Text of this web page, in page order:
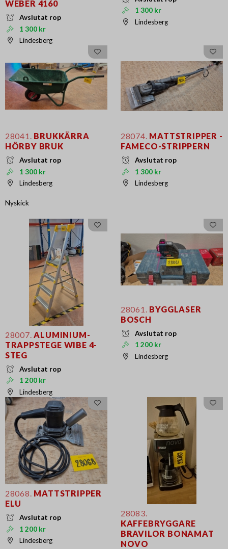
WEBER 4160
Avslutat rop
1 300 kr
Lindesberg
1 300 kr
Lindesberg
28041. BRUKKÄRRA
HÖRBY BRUK
Avslutat rop
1 300 kr
Lindesberg
Nyskick
28074. MATTSTRIPPER -
FAMECO-STRIPPERN
Avslutat rop
1 300 kr
Lindesberg
28007. ALUMINIUM-
TRAPPSTEGE WIBE 4-
STEG
Avslutat rop
1 200 kr
Lindesberg
28061.
BYGGLASER
BOSCH
Avslutat rop
1 200 kr
Lindesberg
28068. MATTSTRIPPER
ELU
Avslutat rop
1 200 kr
Lindesberg
28083.
KAFFEBRYGGARE
BRAVILOR BONAMAT
NOVO